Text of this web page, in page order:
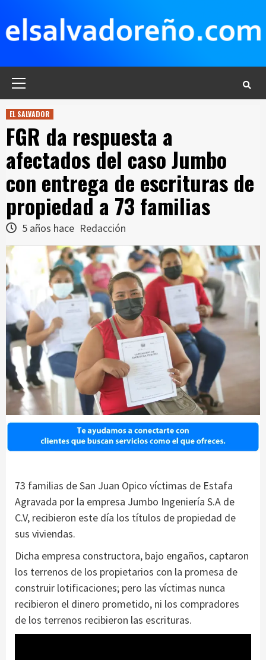
contenido
EL SALVADOR
FGR da respuesta a
afectados del caso Jumbo
con entrega de escrituras de
propiedad a 73 familias
5 años hace Redacción
73 familias de San Juan Opico víctimas de Estafa
Agravada por la empresa Jumbo Ingeniería S.A de
C.V, recibieron este día los títulos de propiedad de
sus viviendas.
Dicha empresa constructora, bajo engaños, captaron
los terrenos de los propietarios con la promesa de
construir lotificaciones; pero las víctimas nunca
recibieron el dinero prometido, ni los compradores
de los terrenos recibieron las escrituras.